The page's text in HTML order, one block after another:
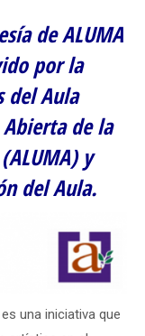
de ALUMA
por la
del Aula
de la
y
del Aula.
una iniciativa que